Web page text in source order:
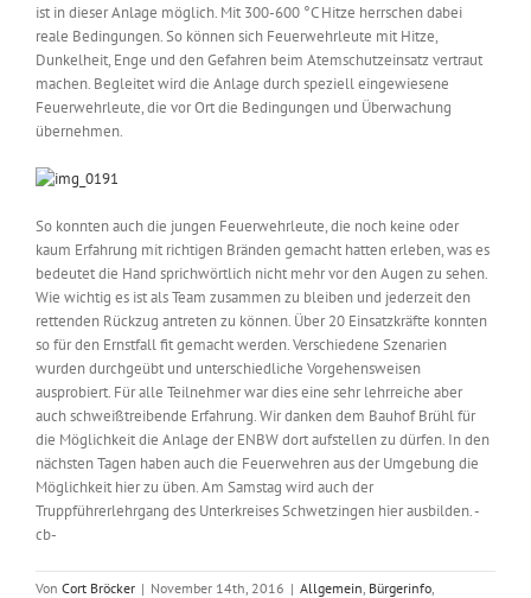
ist in dieser Anlage möglich. Mit 300-600 °C Hitze herrschen dabei
reale Bedingungen. So können sich Feuerwehrleute mit Hitze,
Dunkelheit, Enge und den Gefahren beim Atemschutzeinsatz vertraut
machen. Begleitet wird die Anlage durch speziell eingewiesene
Feuerwehrleute, die vor Ort die Bedingungen und Überwachung
übernehmen.
So konnten auch die jungen Feuerwehrleute, die noch keine oder
kaum Erfahrung mit richtigen Bränden gemacht hatten erleben, was es
bedeutet die Hand sprichwörtlich nicht mehr vor den Augen zu sehen.
Wie wichtig es ist als Team zusammen zu bleiben und jederzeit den
rettenden Rückzug antreten zu können. Über 20 Einsatzkräfte konnten
so für den Ernstfall fit gemacht werden. Verschiedene Szenarien
wurden durchgeübt und unterschiedliche Vorgehensweisen
ausprobiert. Für alle Teilnehmer war dies eine sehr lehrreiche aber
auch schweißtreibende Erfahrung. Wir danken dem Bauhof Brühl für
die Möglichkeit die Anlage der ENBW dort aufstellen zu dürfen. In den
nächsten Tagen haben auch die Feuerwehren aus der Umgebung die
Möglichkeit hier zu üben. Am Samstag wird auch der
Truppführerlehrgang des Unterkreises Schwetzingen hier ausbilden. -
cb-
Von Cort Bröcker | November 14th, 2016 | Allgemein Bürgerinfo